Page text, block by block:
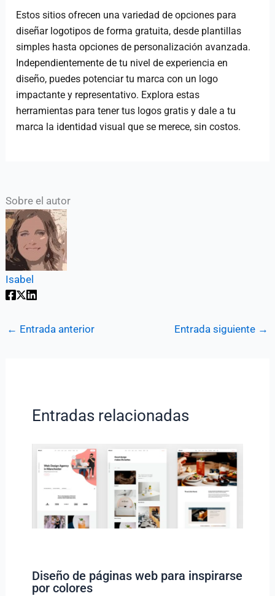
Estos sitios ofrecen una variedad de opciones para
diseñar logotipos de forma gratuita, desde plantillas
simples hasta opciones de personalización avanzada.
Independientemente de tu nivel de experiencia en
diseño, puedes potenciar tu marca con un logo
impactante y representativo. Explora estas
herramientas para tener tus logos gratis y dale a tu
marca la identidad visual que se merece, sin costos.
Sobre el autor
Isabel
← Entrada anterior Entrada siguiente →
Entradas relacionadas
Diseño de páginas web para inspirarse
por colores